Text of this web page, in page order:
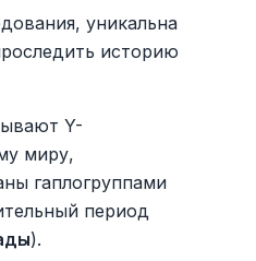
уникальна
историю
Y-
миру,
гаплогруппами
период
).